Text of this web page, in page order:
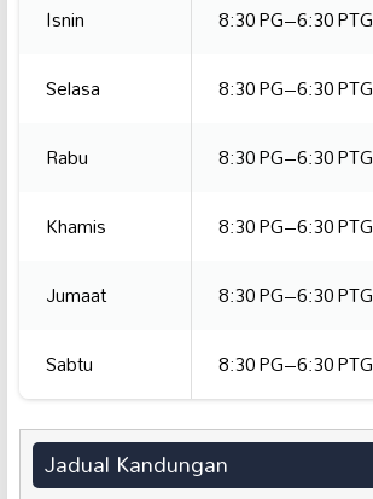
Isnin
8:30 PG–6:30 PTG
Selasa
8:30 PG–6:30 PTG
Rabu
8:30 PG–6:30 PTG
Khamis
8:30 PG–6:30 PTG
Jumaat
8:30 PG–6:30 PTG
Sabtu
8:30 PG–6:30 PTG
Jadual Kandungan